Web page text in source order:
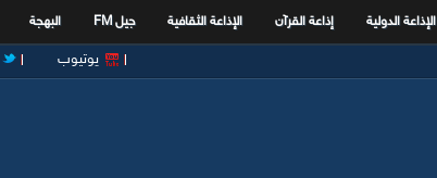
الإذاعة الدولية إذاعة القرآن الإذاعة الثقافية جيل FM البهجة
يوتيوب